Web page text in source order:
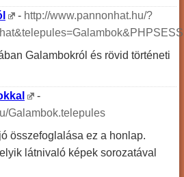
- http://www.pannonhat.hu/?
Galambokról és rövid történeti
-
Galambok.telepules
összefoglalása ez a honlap.
látnivaló képek sorozatával